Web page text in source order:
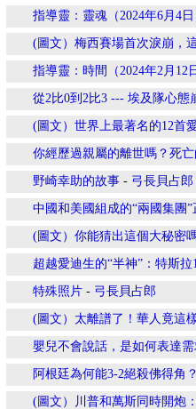
指導靈：靈魂（2024年6月4
(圖文）梅西賽場首次淚崩，
指導靈：時間（2024年2月
從2比0到2比3 --- 埃及隊心態
(圖文）世界上最著名的12首
你經歷過親屬的離世嗎？死
野崎幸助的故事 - 弓長貝占郎
中國和美國組成的“兩國集團”
(圖文）你能猜出這個大秘密
超越愛迪生的“半神”：特斯
特殊照片 - 弓長貝占郎
(圖文）太離譜了！華人竟這
嬰兒不會說話，是如何表達需
阿根廷為何能3-2絕殺佛得角
(圖文）川普和萬斯同時開炮